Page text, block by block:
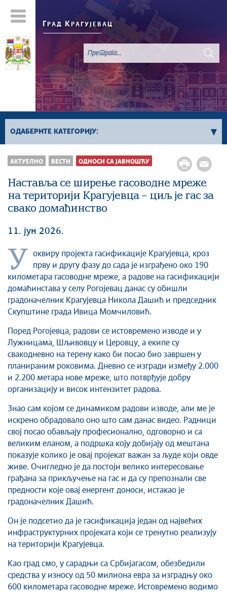
Г РАД К РАГУЈЕВАЦ
ОДАБЕРИТЕ КАТЕГОРИЈУ:
Све вести
Сервисне Информације
Генерално
Односи са јавношћу
Култура
Здравство
Социјална заштита
Спорт
Седнице Градског већа
Седнице Скупштине
Туризам
Крагујевац - Град у парку
Екологија
Млади у локалној самоуправи
НВО
Међународна сарадња
Избори
Октобарске свечаности
Образовање
Савет за координацију послова безбедности
саобраћаја
Људска и мањинска права
АКТУЕЛНО ВЕСТИ ОДНОСИ СА ЈАВНОШЋУ
Наставља се ширење гасоводне мреже
на територији Крагујевца – циљ је гас за
свако домаћинство
11. јун 2026.
У
оквиру пројекта гасификације Крагујевца, кроз
прву и другу фазу до сада је изграђено око 190
километара гасоводне мреже, а радове на гасификацији
домаћинстава у селу Рогојевац данас су обишли
градоначелник Крагујевца Никола Дашић и председник
Скупштине града Ивица Момчиловић.
Поред Рогојевца, радови се истовремено изводе и у
Лужницама, Шљивовцу и Церовцу, а екипе су
свакодневно на терену како би посао био завршен у
планираним роковима. Дневно се изгради између 2.000
и 2.200 метара нове мреже, што потврђује добру
организацију и висок интензитет радова.
Знао сам којом се динамиком радови изводе, али ме је
искрено обрадовало оно што сам данас видео. Радници
свој посао обављају професионално, одговорно и са
великим еланом, а подршка коју добијају од мештана
показује колико је овај пројекат важан за људе који овде
живе. Очигледно је да постоји велико интересовање
грађана за прикључење на гас и да су препознали све
предности које овај енергент доноси, истакао је
градоначелник Дашић.
Он је подсетио да је гасификација један од највећих
инфраструктурних пројеката који се тренутно реализују
на територији Крагујевца.
Као град смо, у сарадњи са Србијагасом, обезбедили
средства у износу од 50 милиона евра за изградњу око
600 километара гасоводне мреже. Истовремено водимо